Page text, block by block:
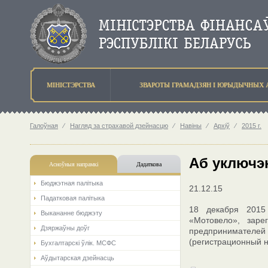
МIНIСТЭРСТВА ЗВАРОТЫ ГРАМАДЗЯН I ЮРЫДЫЧНЫХ
Галоўная ⁄ Нагляд за страхавой дзейнасцю ⁄ Навіны ⁄ Архіў ⁄ 2015 г.
Асноўныя напрамкi Дадаткова
Бюджэтная палiтыка
Падатковая палітыка
Выкананне бюджэту
Дзяржаўны доўг
Бухгалтарскі ўлік. МСФС
Аўдытарская дзейнасць
Аб
21.12.15
18 декабря 2015
«Мотовело»,
(регистрационный